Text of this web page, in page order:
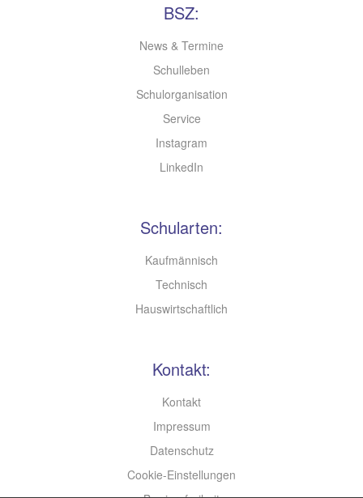
BSZ:
News & Termine
Schulleben
Schulorganisation
Service
Instagram
LinkedIn
Schularten:
Kaufmännisch
Technisch
Hauswirtschaftlich
Kontakt:
Kontakt
Impressum
Datenschutz
Cookie-Einstellungen